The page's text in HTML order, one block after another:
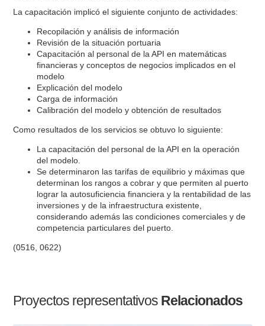
La capacitación implicó el siguiente conjunto de actividades:
Recopilación y análisis de información
Revisión de la situación portuaria
Capacitación al personal de la API en matemáticas
financieras y conceptos de negocios implicados en el
modelo
Explicación del modelo
Carga de información
Calibración del modelo y obtención de resultados
Como resultados de los servicios se obtuvo lo siguiente:
La capacitación del personal de la API en la operación
del modelo.
Se determinaron las tarifas de equilibrio y máximas que
determinan los rangos a cobrar y que permiten al puerto
lograr la autosuficiencia financiera y la rentabilidad de las
inversiones y de la infraestructura existente,
considerando además las condiciones comerciales y de
competencia particulares del puerto.
(0516, 0622)
Proyectos representativos Relacionados